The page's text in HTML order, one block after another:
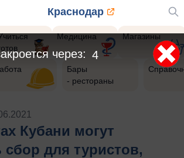
Краснодар
Медицина Магазины
Бары
- рестораны
Кубани могут
для туристов,
2
через: